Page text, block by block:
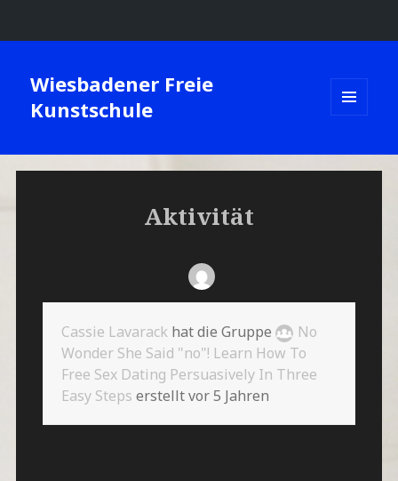
Wiesbadener Freie
Kunstschule
WIDGETS
Aktivität
Cassie Lavarackhat die Gruppe
No
Wonder She Said "no"! Learn How To
Free Sex Dating Persuasively In Three
Easy Steps erstelltvor 5 Jahren